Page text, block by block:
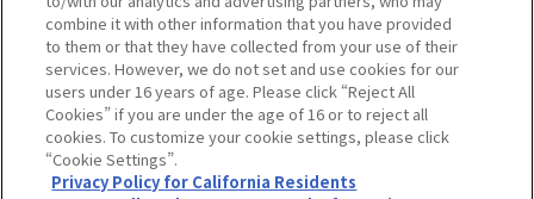
商品（ガンプラ）に関するお問い合わせ
Do Not Sell or Share My Personal Information
カスタマーハラスメントに
combine it with other information that you have provided
to them or that they have collected from your use of their
services. However, we do not set and use cookies for our
users under 16 years of age. Please click “Reject All
Cookies” if you are under the age of 16 or to reject all
cookies. To customize your cookie settings, please click
“Cookie Settings”.
Privacy Policy for California Residents